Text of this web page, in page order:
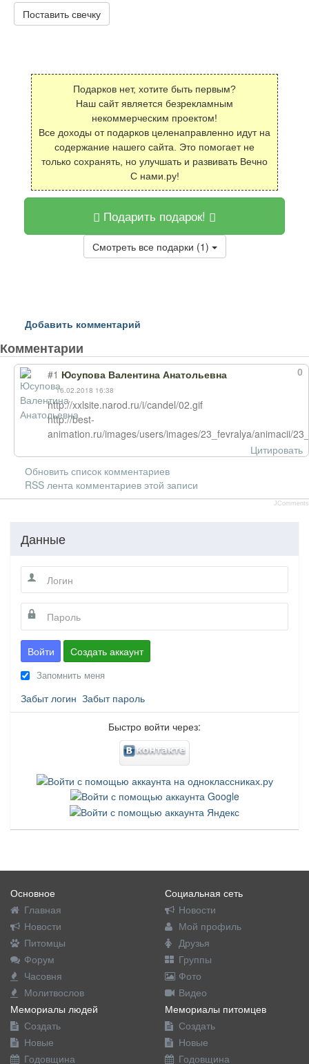
Поставить свечку
Подарков нет, хотите быть первым?
Наш сайт является безрекламным
некоммерческим проектом!
Все доходы от подарков целенаправленно идут на
содержание нашего сайта. Это помогает не
только сохранять, но улучшать и развивать Вечно
С нами.ру!
Подарить подарок!
Смотреть все подарки (1)
Добавить комментарий
Комментарии
0
#1 Юсупова Валентина Анатольевна
16.02.2018 16:38
http://xxlsite.narod.ru/i/candel/02.gif
http://best-
animation.ru/images/users/images/23_fevralya/animacii/
Цитировать
Обновить список комментариев
RSS лента комментариев этой записи
JComments
Данные
Войти Создать аккаунт
Запомнить меня
Забыт логин Забыт пароль
Быстро войти через:
Основное
Главная
Новости
Питомцы
Форум
Часовня
Молитвослов
Социальная сеть
Новости
Мой профиль
Друзья
Группы
Фото
Видео
Мемориалы людей
Создать
Новые
Годовщина
Мемориалы питомцев
Создать
Новые
Годовщина